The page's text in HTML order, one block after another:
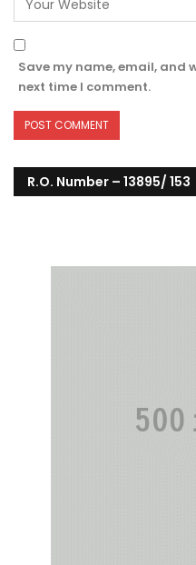
Save my name, email, and
next time I comment.
R.O. Number – 13895/ 153